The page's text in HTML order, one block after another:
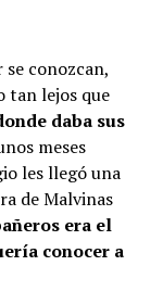
conozcan,
tan lejos que
daba sus
meses
les llegó una
de Malvinas
era el
conocer a